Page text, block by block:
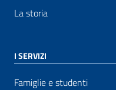
La storia
I SERVIZI
Famiglie e studenti